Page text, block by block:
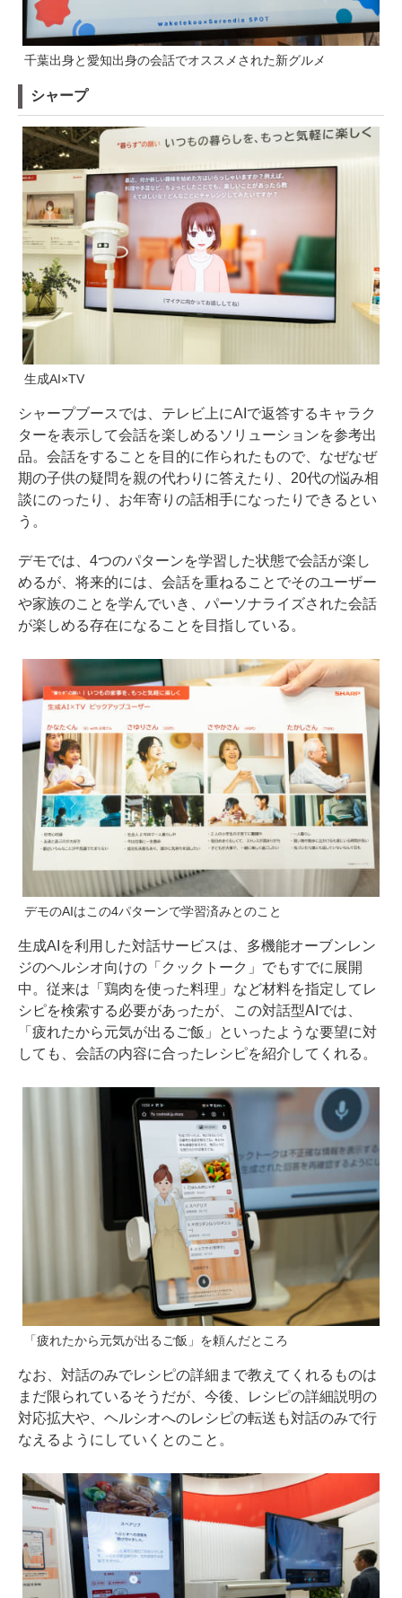
千葉出身と愛知出身の会話でオススメされた新グルメ
シャープ
生成AI×TV
シャープブースでは、テレビ上にAIで返答するキャラク
ターを表示して会話を楽しめるソリューションを参考出
品。会話をすることを目的に作られたもので、なぜなぜ
期の子供の疑問を親の代わりに答えたり、20代の悩み相
談にのったり、お年寄りの話相手になったりできるとい
う。
デモでは、4つのパターンを学習した状態で会話が楽し
めるが、将来的には、会話を重ねることでそのユーザー
や家族のことを学んでいき、パーソナライズされた会話
が楽しめる存在になることを目指している。
デモのAIはこの4パターンで学習済みとのこと
生成AIを利用した対話サービスは、多機能オーブンレン
ジのヘルシオ向けの「クックトーク」でもすでに展開
中。従来は「鶏肉を使った料理」など材料を指定してレ
シピを検索する必要があったが、この対話型AIでは、
「疲れたから元気が出るご飯」といったような要望に対
しても、会話の内容に合ったレシピを紹介してくれる。
「疲れたから元気が出るご飯」を頼んだところ
なお、対話のみでレシピの詳細まで教えてくれるものは
まだ限られているそうだが、今後、レシピの詳細説明の
対応拡大や、ヘルシオへのレシピの転送も対話のみで行
なえるようにしていくとのこと。